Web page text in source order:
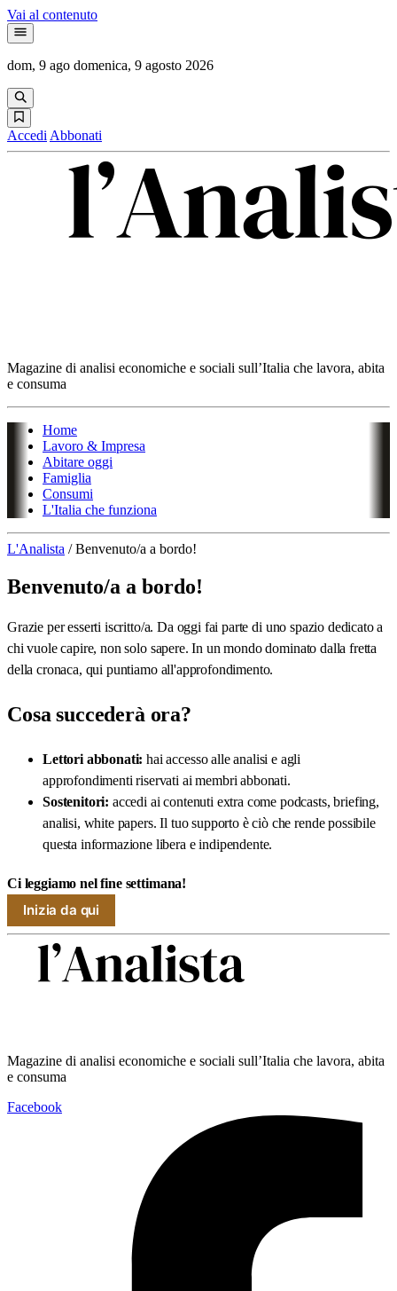
Vai al contenuto
dom, 9 ago domenica, 9 agosto 2026
Accedi Abbonati
Magazine di analisi economiche e sociali sull’Italia che lavora, abita
e consuma
Home
Lavoro & Impresa
Abitare oggi
Famiglia
Consumi
L'Italia che funziona
L'Analista / Benvenuto/a a bordo!
Benvenuto/a a bordo!
Grazie per esserti iscritto/a. Da oggi fai parte di uno spazio dedicato a
chi vuole capire, non solo sapere. In un mondo dominato dalla fretta
della cronaca, qui puntiamo all'approfondimento.
Cosa succederà ora?
Lettori abbonati: hai accesso alle analisi e agli
approfondimenti riservati ai membri abbonati.
Sostenitori: accedi ai contenuti extra come podcasts, briefing,
analisi, white papers. Il tuo supporto è ciò che rende possibile
questa informazione libera e indipendente.
Ci leggiamo nel fine settimana!
Inizia da qui
Magazine di analisi economiche e sociali sull’Italia che lavora, abita
e consuma
Facebook